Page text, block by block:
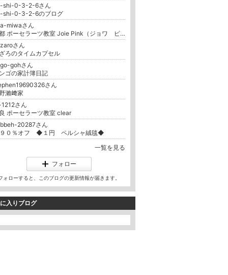
shi-0-3-2-6さん
shi-0-3-2-6のブログ
miwaさん
京都 ポーセラーツ教室 Joie Pink（ジョワ ピンク）
さん
ろのタイムカプセル
gohさん
ゴの家計簿日記
さん
瀨﨑家
さん
ポーセラーツ教室 clear
20287さん
０％オフ ◆１円 ペルシャ絨毯◆
一覧を見る
フォロー
ォローすると、このブログの更新情報が届きます。
入りブログ